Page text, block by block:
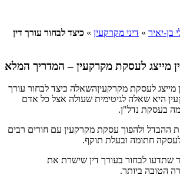
בן-יאיר » דיני מקרקעין » כיצד לבחור עורך דין
מייצג לעסקת מקרקעין – המדריך המלא
השאלה כיצד לבחור עורך
היא שאלה לגיטימית שעולה אצל כל אדם
בעסקת נדל"ן.
ההבדל ולהפוך עסקת מקרקעין עם חורים רבים
חתומה ובעלת תוקף.
שתדעו לבחור בעורך דין שישרת את
הטובה ביותר.